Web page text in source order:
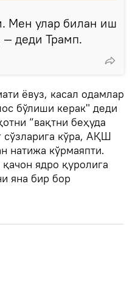
Мен улар билан иш
деди Трамп.
ёвуз, касал одамлар
бўлиши керак" деди
“вақтни беҳуда
сўзларига кўра, АҚШ
натижа кўрмаяпти.
ядро қуролига
яна бир бор